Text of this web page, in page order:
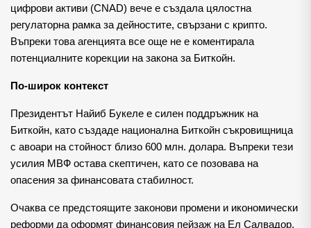
цифрови активи (CNAD) вече е създала цялостна
регулаторна рамка за дейностите, свързани с крипто.
Въпреки това агенцията все още не е коментирала
потенциалните корекции на закона за Биткойн.
По-широк контекст
Президентът Найиб Букеле е силен поддръжник на
Биткойн, като създаде национална Биткойн съкровищница
с авоари на стойност близо 600 млн. долара. Въпреки тези
усилия МВФ остава скептичен, като се позовава на
опасения за финансовата стабилност.
Очаква се предстоящите законови промени и икономически
реформи да оформят финансовия пейзаж на Ел Салвадор,